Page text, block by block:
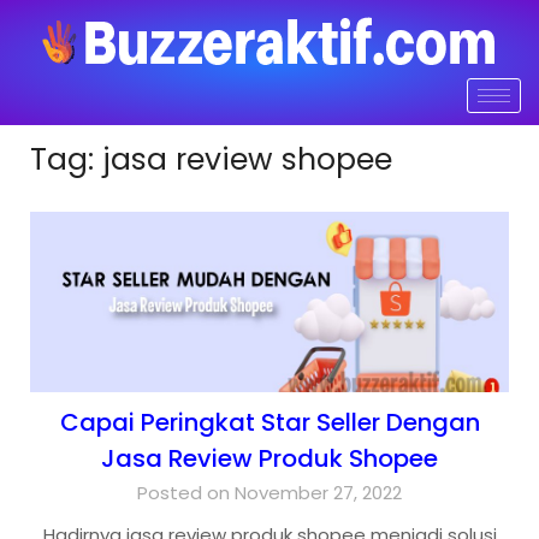
Tag: jasa review shopee
Capai Peringkat Star Seller Dengan
Jasa Review Produk Shopee
Posted on November 27, 2022